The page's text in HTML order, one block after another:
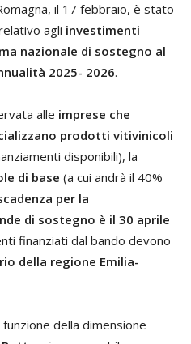
il 17 febbraio, è stato
agli investimenti
nazionale di sostegno al
2025- 2026.
alle imprese che
prodotti vitivinicoli
disponibili), la
di base (a cui andrà il 40%
per la
di sostegno è il 30 aprile
finanziati dal bando devono
della regione Emilia-
funzione della dimensione